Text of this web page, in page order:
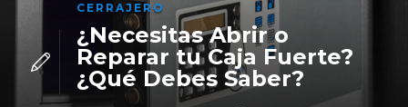
CERRAJERO
¿Necesitas Abrir o
Reparar tu Caja Fuerte?
¿Qué Debes Saber?